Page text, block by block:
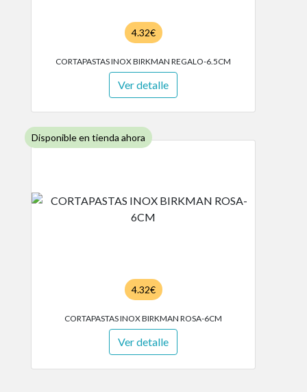
4.32€
CORTAPASTAS INOX BIRKMAN REGALO-6.5CM
Ver detalle
Disponible en tienda ahora
4.32€
CORTAPASTAS INOX BIRKMAN ROSA-6CM
Ver detalle